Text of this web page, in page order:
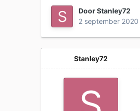
DoorStanley72
2 september 2020
Stanley72